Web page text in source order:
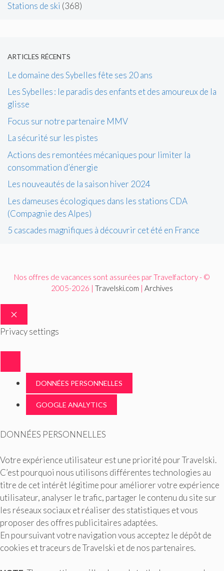
Stations de ski (368)
ARTICLES RÉCENTS
Le domaine des Sybelles fête ses 20 ans
Les Sybelles : le paradis des enfants et des amoureux de la
glisse
Focus sur notre partenaire MMV
La sécurité sur les pistes
Actions des remontées mécaniques pour limiter la
consommation d’énergie
Les nouveautés de la saison hiver 2024
Les dameuses écologiques dans les stations CDA
(Compagnie des Alpes)
5 cascades magnifiques à découvrir cet été en France
Nos offres de vacances sont assurées par Travelfactory - ©
2005-2026 | Travelski.com | Archives
FERMER
Privacy settings
DONNÉES PERSONNELLES
GOOGLE ANALYTICS
DONNÉES PERSONNELLES
Votre expérience utilisateur est une priorité pour Travelski.
C’est pourquoi nous utilisons différentes technologies au
titre de cet intérêt légitime pour améliorer votre expérience
utilisateur, analyser le trafic, partager le contenu du site sur
les réseaux sociaux et réaliser des statistiques et vous
proposer des offres publicitaires adaptées.
En poursuivant votre navigation vous acceptez le dépôt de
cookies et traceurs de Travelski et de nos partenaires.